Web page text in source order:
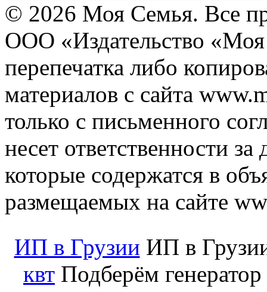
© 2026 Моя Семья. Все
ООО «Издательство
перепечатка либо
материалов с сайта
только с письменного
несет ответственности
которые содержатся в
размещаемых на сайте
ИП в Грузии ИП в
квт Подберём